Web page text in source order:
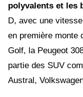
polyvalents et les
D, avec une
en première monte
Golf, la Peugeot
partie des SUV
Austral,